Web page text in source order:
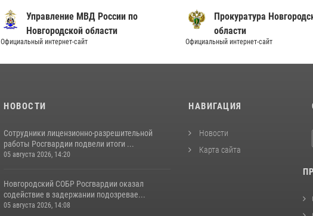
Управление МВД России по
Новгородской области
Официальный интернет-сайт
Прокуратура
области
Официальный интернет-сайт
НОВОСТИ
Сотрудники лицензионно-разрешительной
работы Росгвардии подвели итоги ...
05 августа 2026, 14:20
Новгородский СОБР Росгвардии оказал
содействие в задержании подозревае...
05 августа 2026, 14:08
НАВИГАЦИЯ
Новости
Карта сайта